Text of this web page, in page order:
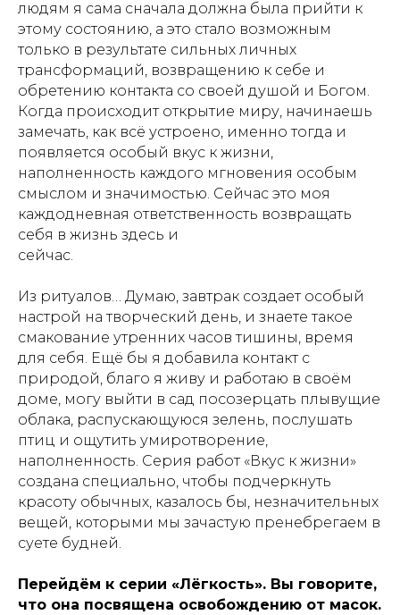
людям я сама сначала должна была прийти к
этому состоянию, а это стало возможным
только в результате сильных личных
трансформаций, возвращению к себе и
обретению контакта со своей душой и Богом.
Когда происходит открытие миру, начинаешь
замечать, как всё устроено, именно тогда и
появляется особый вкус к жизни,
наполненность каждого мгновения особым
смыслом и значимостью. Сейчас это моя
каждодневная ответственность возвращать
себя в жизнь здесь и
сейчас.
Из ритуалов… Думаю, завтрак создает особый
настрой на творческий день, и знаете такое
смакование утренних часов тишины, время
для себя. Ещё бы я добавила контакт с
природой, благо я живу и работаю в своём
доме, могу выйти в сад посозерцать плывущие
облака, распускающуюся зелень, послушать
птиц и ощутить умиротворение,
наполненность. Серия работ «Вкус к жизни»
создана специально, чтобы подчеркнуть
красоту обычных, казалось бы, незначительных
вещей, которыми мы зачастую пренебрегаем в
суете будней.
Перейдём к серии «Лёгкость». Вы говорите,
что она посвящена освобождению от масок.